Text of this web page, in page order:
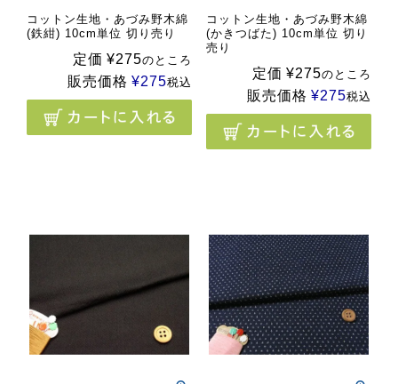
コットン生地・あづみ野木綿
(鉄紺) 10cm単位 切り売り
定価 ¥275のところ
販売価格 ¥275税込
コットン生地・あづみ野木綿
(かきつばた) 10cm単位 切り
売り
定価 ¥275のところ
販売価格 ¥275税込